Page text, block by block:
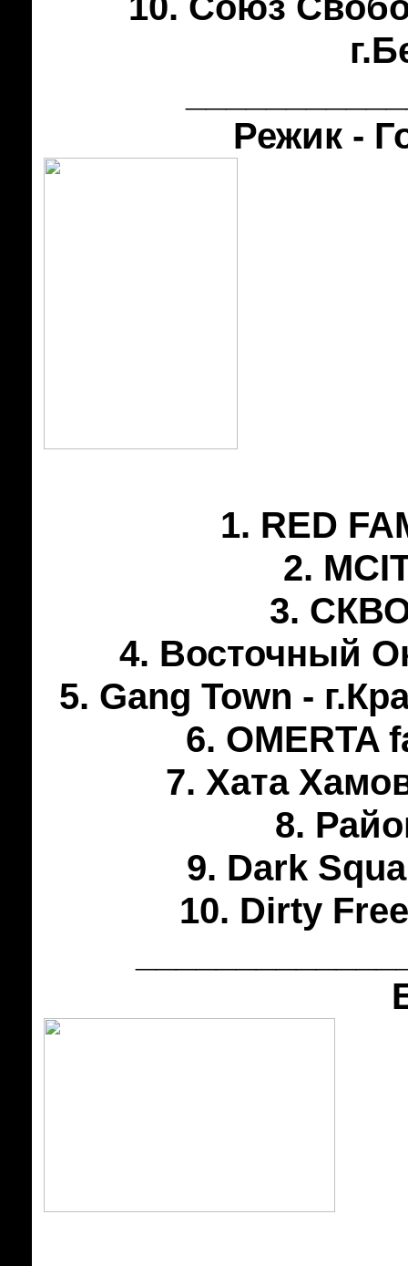
Режик -
1. RED
2.
3.
4. Восточный
5. Gang Town -
6. OMERTA
7. Хата
8.
9. Dark
10. Dirty